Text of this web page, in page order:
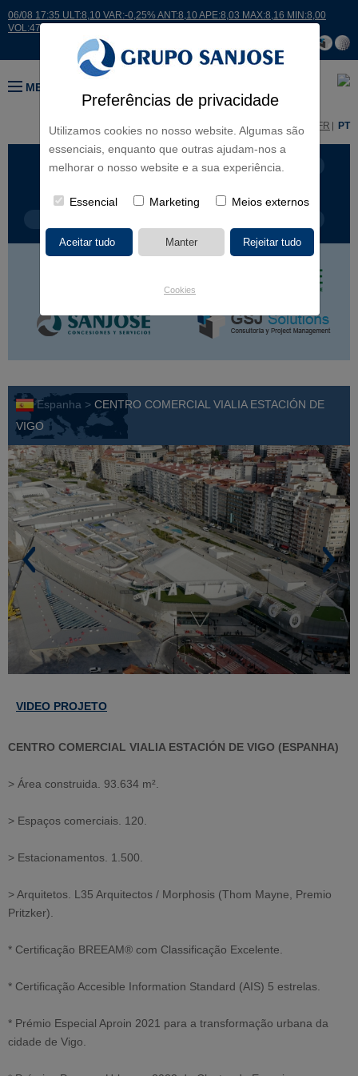
Preferências de privacidade
Utilizamos cookies no nosso website. Algumas são
essenciais, enquanto que outras ajudam-nos a
melhorar o nosso website e a sua experiência.
Essencial Marketing Meios externos
Cookies
06/08 17:35 ULT:8,10 VAR:-0,25% ANT:8,10 APE:8,03 MAX:8,16 MIN:8,00
VOL:47811
MENU
EN FR PT
LINHAS DE NEGÓCIO CONTINENTES
Espanha > CENTRO COMERCIAL VIALIA ESTACIÓN DE
VIGO
VIDEO PROJETO
CENTRO COMERCIAL VIALIA ESTACIÓN DE VIGO (ESPANHA)
> Área construida. 93.634 m².
> Espaços comerciais. 120.
> Estacionamentos. 1.500.
> Arquitetos. L35 Arquitectos / Morphosis (Thom Mayne, Premio
Pritzker).
* Certificação BREEAM® com Classificação Excelente.
* Certificação Accesible Information Standard (AIS) 5 estrelas.
* Prémio Especial Aproin 2021 para a transformação urbana da
cidade de Vigo.